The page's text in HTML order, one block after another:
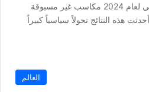
شهدت انتخابات البرلمان الأوروبي لعام 2024 مكاسب غير مسبوقة
هذه النتائج تحولاً سياسياً كبيراً
العالم